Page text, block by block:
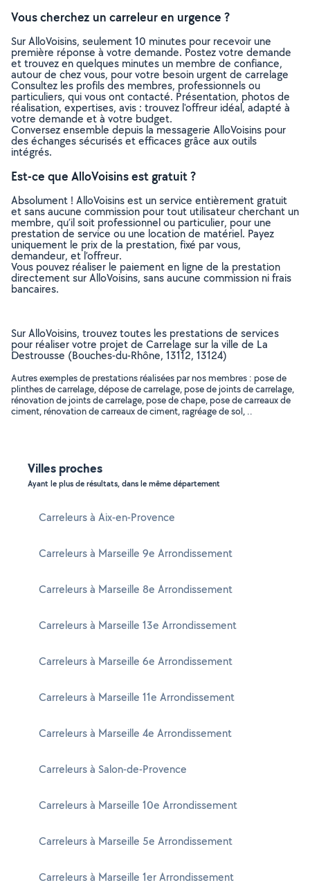
Vous cherchez un carreleur en urgence ?
Sur AlloVoisins, seulement 10 minutes pour recevoir une
première réponse à votre demande. Postez votre demande
et trouvez en quelques minutes un membre de confiance,
autour de chez vous, pour votre besoin urgent de carrelage
Consultez les profils des membres, professionnels ou
particuliers, qui vous ont contacté. Présentation, photos de
réalisation, expertises, avis : trouvez l'offreur idéal, adapté à
votre demande et à votre budget.
Conversez ensemble depuis la messagerie AlloVoisins pour
des échanges sécurisés et efficaces grâce aux outils
intégrés.
Est-ce que AlloVoisins est gratuit ?
Absolument ! AlloVoisins est un service entièrement gratuit
et sans aucune commission pour tout utilisateur cherchant un
membre, qu’il soit professionnel ou particulier, pour une
prestation de service ou une location de matériel. Payez
uniquement le prix de la prestation, fixé par vous,
demandeur, et l’offreur.
Vous pouvez réaliser le paiement en ligne de la prestation
directement sur AlloVoisins, sans aucune commission ni frais
bancaires.
Sur AlloVoisins, trouvez toutes les prestations de services
pour réaliser votre projet de Carrelage sur la ville de La
Destrousse (Bouches-du-Rhône, 13112, 13124)
Autres exemples de prestations réalisées par nos membres : pose de
plinthes de carrelage, dépose de carrelage, pose de joints de carrelage,
rénovation de joints de carrelage, pose de chape, pose de carreaux de
ciment, rénovation de carreaux de ciment, ragréage de sol, ..
Villes proches
Ayant le plus de résultats, dans le même département
Carreleurs à Aix-en-Provence
Carreleurs à Marseille 9e Arrondissement
Carreleurs à Marseille 8e Arrondissement
Carreleurs à Marseille 13e Arrondissement
Carreleurs à Marseille 6e Arrondissement
Carreleurs à Marseille 11e Arrondissement
Carreleurs à Marseille 4e Arrondissement
Carreleurs à Salon-de-Provence
Carreleurs à Marseille 10e Arrondissement
Carreleurs à Marseille 5e Arrondissement
Carreleurs à Marseille 1er Arrondissement